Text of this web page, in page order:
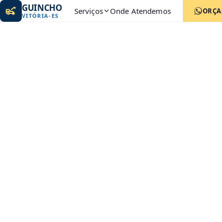
GUINCHO
VITÓRIA- ES Serviços Onde Atendemos